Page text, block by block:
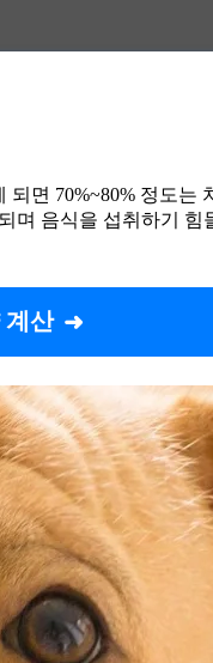
면 70%~80% 정도
음식을 섭취하기
계산